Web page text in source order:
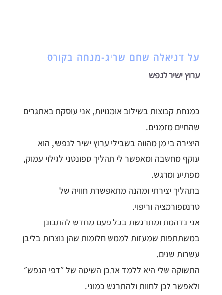
על דניאלה שחם שריג-מנחה בקורס
ערוץ ישיר לנפש
כמנחת קבוצות בשילוב אומנויות, אני עוסקת באתגרים
שהחיים מזמנים.
היצירה ביומן מהווה בשבילי ערוץ ישיר לנפשי, הוא
עוקף מחשבה ומאפשר לי תהליך ספונטני לגילוי עמוק,
מפתיע ומרגש.
בתהליך יצירתי ומהנה מתאפשרת חוויה של
טרנספורמציה וריפוי.
אני נדהמת ומתרגשת בכל פעם מחדש להתבונן
במשתתפות שמעזות לממש חלומות שהן נוצרות בליבן
עשרות שנים.
התשוקה שלי היא ללמד אתכן השיטה של ״דפי הנפש״
ולאפשר לכן לחוות ולהתרגש כמוני.